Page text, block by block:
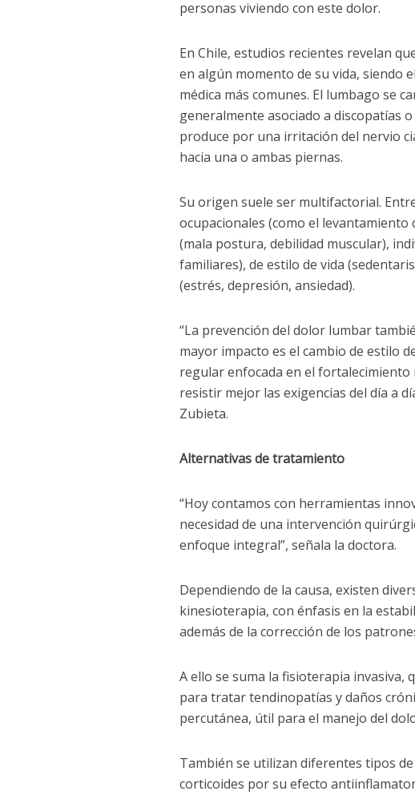
personas viviendo con este dolor.
En Chile, estudios recientes revelan
en algún momento de su vida, siendo
médica más comunes. El lumbago se
generalmente asociado a discopatías
produce por una irritación del nervio
hacia una o ambas piernas.
Su origen suele ser multifactorial.
ocupacionales (como el
(mala postura, debilidad muscular),
familiares), de estilo de vida
(estrés, depresión, ansiedad).
“La prevención del dolor lumbar
mayor impacto es el cambio de estilo
regular enfocada en el
resistir mejor las exigencias del día a
Zubieta.
Alternativas de tratamiento
“Hoy contamos con herramientas
necesidad de una intervención
enfoque integral”, señala la doctora.
Dependiendo de la causa, existen
kinesioterapia, con énfasis en la
además de la corrección de los
A ello se suma la fisioterapia
para tratar tendinopatías y daños
percutánea, útil para el manejo del
También se utilizan diferentes tipos
corticoides por su efecto